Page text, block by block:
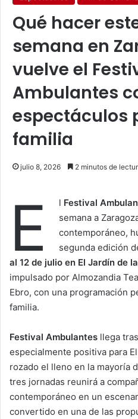
Qué hacer
semana en
vuelve el
Ambulantes
espectáculos
familia
julio 8, 2026 2 minutos de
E l Festival
semana a
contemporáneo,
segunda edición
al 12 de julio en El Jardín de
impulsado por Almozandia
Ebro, con una programación
familia.
Festival Ambulantes llega
especialmente positiva para
rozado el lleno en la mayoría
tres jornadas reunirá a
contemporáneo en un
convertido en una de las